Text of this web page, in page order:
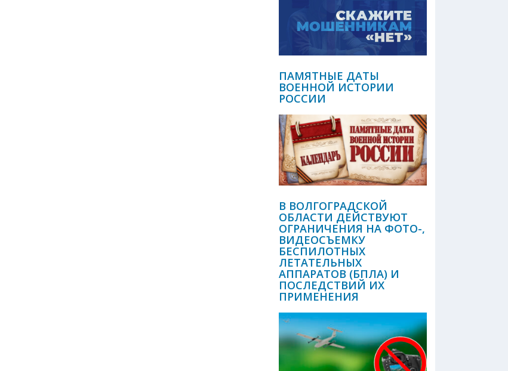
ПАМЯТНЫЕ ДАТЫ
ВОЕННОЙ ИСТОРИИ
РОССИИ
В ВОЛГОГРАДСКОЙ
ОБЛАСТИ ДЕЙСТВУЮТ
ОГРАНИЧЕНИЯ НА ФОТО-,
ВИДЕОСЪЕМКУ
БЕСПИЛОТНЫХ
ЛЕТАТЕЛЬНЫХ
АППАРАТОВ (БПЛА) И
ПОСЛЕДСТВИЙ ИХ
ПРИМЕНЕНИЯ